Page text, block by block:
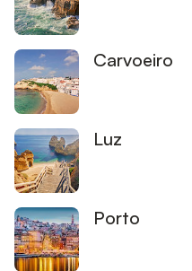
Carvoeiro
Luz
Porto